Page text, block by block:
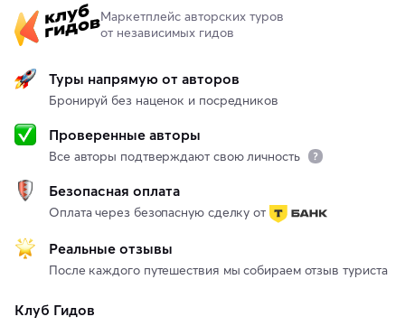
Маркетплейс авторских туров
от независимых гидов
Туры напрямую от авторов
Бронируй без наценок и посредников
Проверенные авторы
Все авторы подтверждают свою личность
Безопасная оплата
Оплата через безопасную сделку от
Реальные отзывы
После каждого путешествия мы собираем отзыв туриста
Клуб Гидов